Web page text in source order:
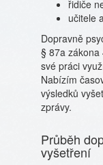
řidiče
učitele
Dopravně
§ 87a zákona
své práci
Nabízím
výsledků
zprávy.
Průběh
vyšetření